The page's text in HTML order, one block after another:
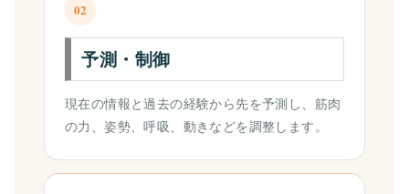
02
予測・制御
現在の情報と過去の経験から先を予測し、筋肉
の力、姿勢、呼吸、動きなどを調整します。